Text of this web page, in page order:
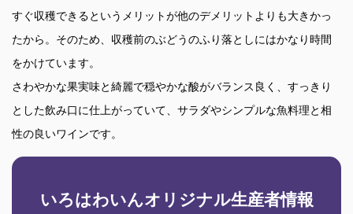
すぐ収穫できるというメリットが他のデメリットよりも大きかっ
たから。そのため、収穫前のぶどうのふり落としにはかなり時間
をかけています。
さわやかな果実味と綺麗で穏やかな酸がバランス良く、すっきり
とした飲み口に仕上がっていて、サラダやシンプルな魚料理と相
性の良いワインです。
いろはわいんオリジナル生産者情報